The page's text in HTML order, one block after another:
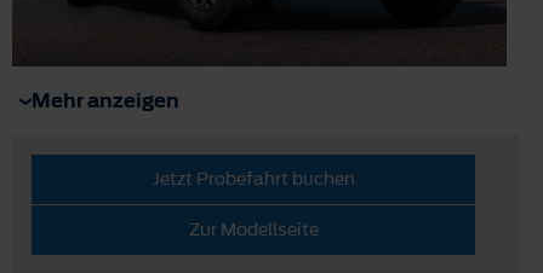
Mehr anzeigen
Jetzt Probefahrt buchen
Zur Modellseite